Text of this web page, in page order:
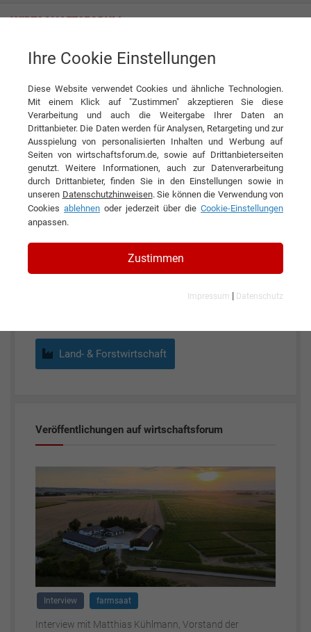
farmsaat AG
KONTAKT
farmsaat AG
Land- & Forstwirtschaft
Veröffentlichungen auf wirtschaftsforum
Interview farmsaat
Interview mit Matthias Kühlmann, Vorstand der
Ihre Cookie Einstellungen
Diese Website verwendet Cookies und ähnliche Technologien.
Mit einem Klick auf "Zustimmen" akzeptieren Sie diese
Verarbeitung und auch die Weitergabe Ihrer Daten an
Drittanbieter. Die Daten werden für Analysen, Retargeting und zur
Ausspielung von personalisierten Inhalten und Werbung auf
Seiten von wirtschaftsforum.de, sowie auf Drittanbieterseiten
genutzt. Weitere Informationen, auch zur Datenverarbeitung
durch Drittanbieter, finden Sie in den Einstellungen sowie in
unseren Datenschutzhinweisen. Sie können die Verwendung von
Cookies ablehnen oder jederzeit über die Cookie-Einstellungen
anpassen.
Zustimmen
Impressum | Datenschutz